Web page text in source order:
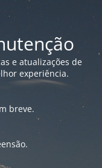
e atualizações de
experiência.
breve.